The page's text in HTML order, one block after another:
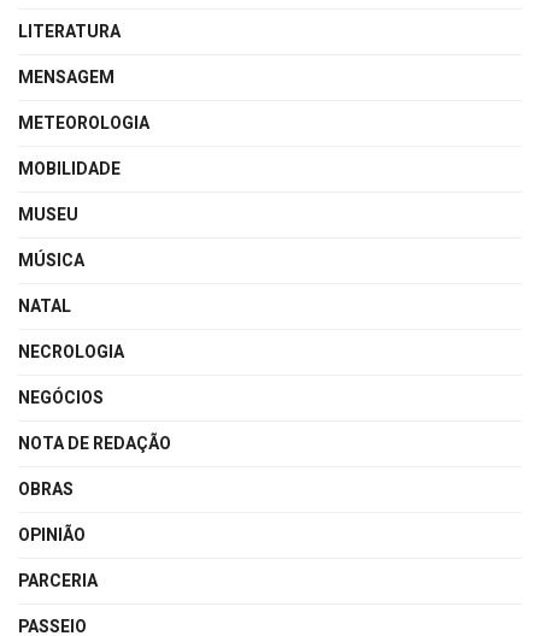
LITERATURA
MENSAGEM
METEOROLOGIA
MOBILIDADE
MUSEU
MÚSICA
NATAL
NECROLOGIA
NEGÓCIOS
NOTA DE REDAÇÃO
OBRAS
OPINIÃO
PARCERIA
PASSEIO